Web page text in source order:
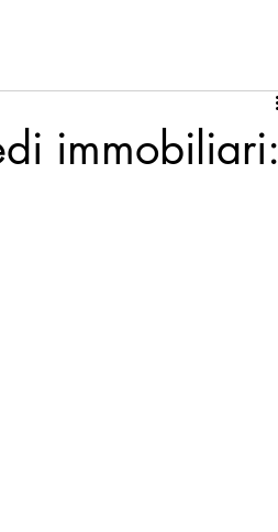
immobiliari: